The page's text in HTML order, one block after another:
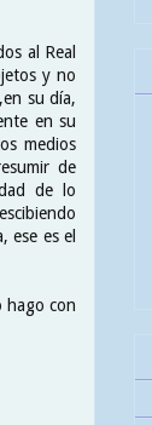
al Real
y no
su día,
en su
medios
de
de lo
ese es el
hago con